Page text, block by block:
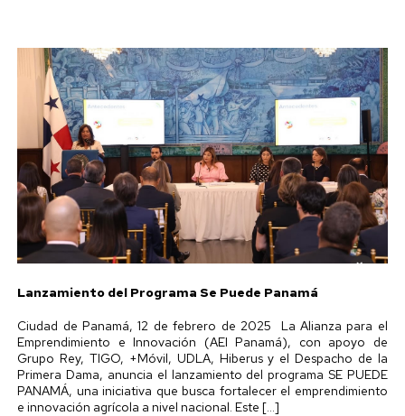
Lanzamiento del Programa Se Puede Panamá
Ciudad de Panamá, 12 de febrero de 2025 La Alianza para el
Emprendimiento e Innovación (AEI Panamá), con apoyo de
Grupo Rey, TIGO, +Móvil, UDLA, Hiberus y el Despacho de la
Primera Dama, anuncia el lanzamiento del programa SE PUEDE
PANAMÁ, una iniciativa que busca fortalecer el emprendimiento
e innovación agrícola a nivel nacional. Este […]